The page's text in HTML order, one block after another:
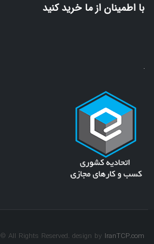
با اطمينان از ما خريد كنيد
All Rights Reserved. design by IranTCP.com